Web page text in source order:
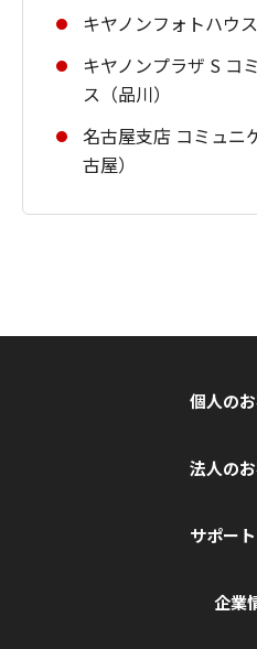
キヤノンフォトハウ
キヤノンプラザ S コ
ス（品川）
名古屋支店 コミュニ
古屋）
個人の
法人の
サポー
企業